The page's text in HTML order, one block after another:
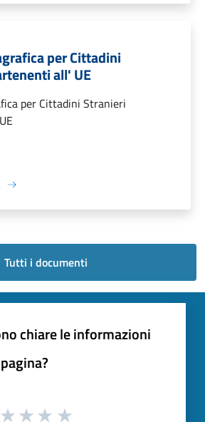
per Cittadini
all' UE
per Cittadini Stranieri
Tutti i documenti
chiare le informazioni